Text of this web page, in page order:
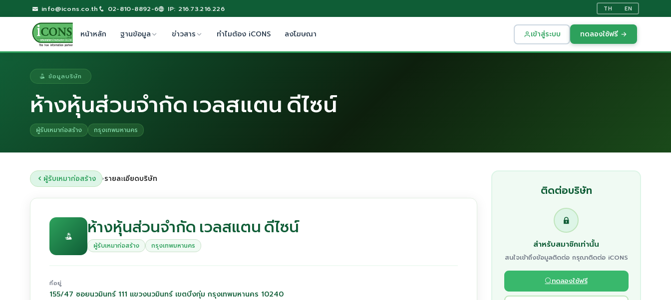
info@icons.co.th 02-810-8892-6 IP: 216.73.216.226 TH EN
หน้าหลัก ฐานข้อมูล ข่าวสาร ทำไมต้อง iCONS ลงโฆษณา เข้าสู่ระบบ ทดลองใช้ฟรี →
ข้อมูลบริษัท
ห้างหุ้นส่วนจำกัด เวลสแตน ดีไซน์
ผู้รับเหมาก่อสร้าง กรุงเทพมหานคร
ผู้รับเหมาก่อสร้าง ›รายละเอียดบริษัท
ห้างหุ้นส่วนจำกัด เวลสแตน ดีไซน์
ผู้รับเหมาก่อสร้าง กรุงเทพมหานคร
ที่อยู่
155/47 ซอยนวมินทร์ 111 แขวงนวมินทร์ เขตบึงกุ่ม กรุงเทพมหานคร 10240
ติดต่อบริษัท
สำหรับสมาชิกเท่านั้น
สนใจเข้าถึงข้อมูลติดต่อ กรุณาติดต่อ iCONS
ทดลองใช้ฟรี